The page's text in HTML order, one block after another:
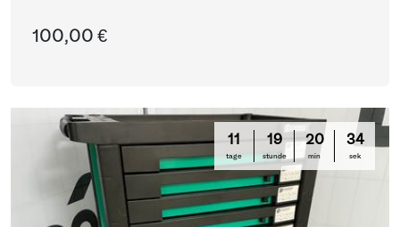
100,00 €
11
tage
19
stunde
20
min
34
sek